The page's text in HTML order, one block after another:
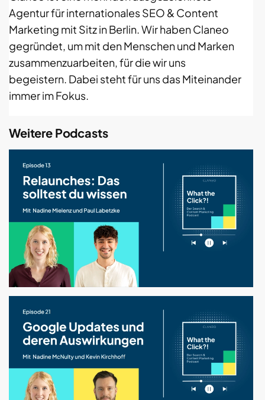
Agentur für internationales SEO & Content
Marketing mit Sitz in Berlin. Wir haben Claneo
gegründet, um mit den Menschen und Marken
zusammenzuarbeiten, für die wir uns
begeistern. Dabei steht für uns das Miteinander
immer im Fokus.
Weitere Podcasts